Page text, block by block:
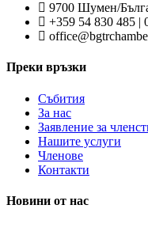
9700 Шумен/
+359 54 830 485 |
Преки връзки
Събития
За нас
Заявление за
Нашите услуги
Членове
Контакти
Новини от нас